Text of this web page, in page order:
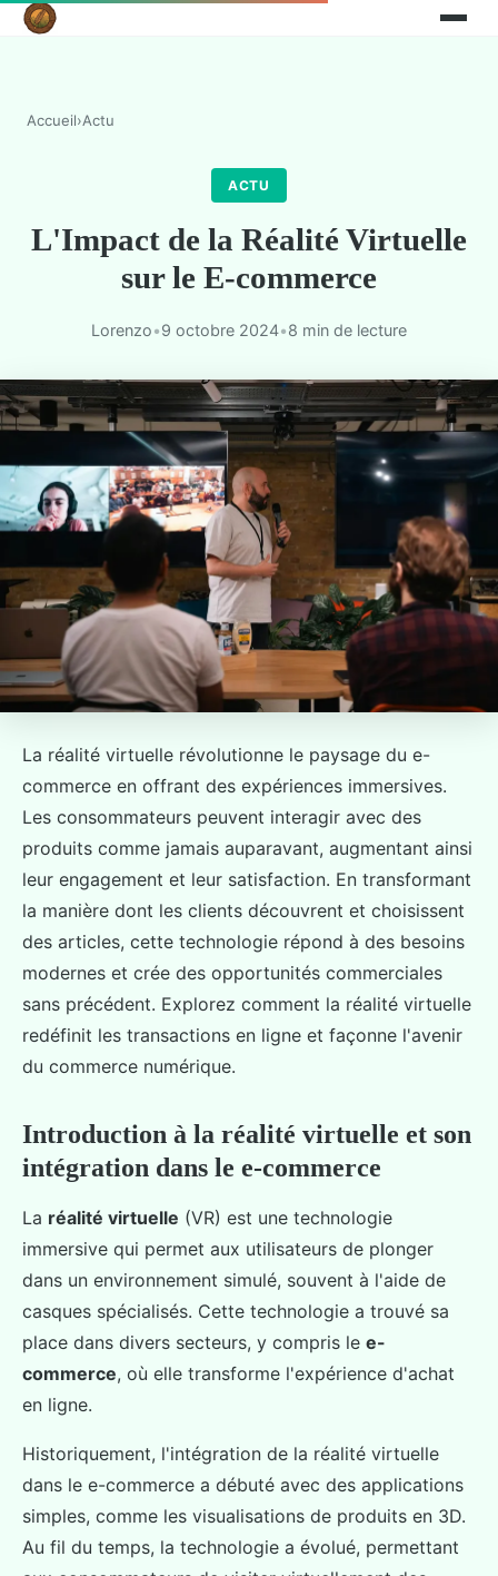
Accueil›Actu
ACTU
L'Impact de la Réalité Virtuelle
sur le E-commerce
Lorenzo•9 octobre 2024•8 min de lecture
La réalité virtuelle révolutionne le paysage du e-
commerce en offrant des expériences immersives.
Les consommateurs peuvent interagir avec des
produits comme jamais auparavant, augmentant ainsi
leur engagement et leur satisfaction. En transformant
la manière dont les clients découvrent et choisissent
des articles, cette technologie répond à des besoins
modernes et crée des opportunités commerciales
sans précédent. Explorez comment la réalité virtuelle
redéfinit les transactions en ligne et façonne l'avenir
du commerce numérique.
Introduction à la réalité virtuelle et son
intégration dans le e-commerce
La réalité virtuelle (VR) est une technologie
immersive qui permet aux utilisateurs de plonger
dans un environnement simulé, souvent à l'aide de
casques spécialisés. Cette technologie a trouvé sa
place dans divers secteurs, y compris le e-
commerce, où elle transforme l'expérience d'achat
en ligne.
Historiquement, l'intégration de la réalité virtuelle
dans le e-commerce a débuté avec des applications
simples, comme les visualisations de produits en 3D.
Au fil du temps, la technologie a évolué, permettant